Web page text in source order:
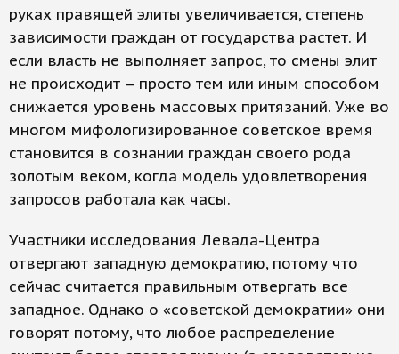
руках правящей элиты увеличивается, степень
зависимости граждан от государства растет. И
если власть не выполняет запрос, то смены элит
не происходит – просто тем или иным способом
снижается уровень массовых притязаний. Уже во
многом мифологизированное советское время
становится в сознании граждан своего рода
золотым веком, когда модель удовлетворения
запросов работала как часы.
Участники исследования Левада-Центра
отвергают западную демократию, потому что
сейчас считается правильным отвергать все
западное. Однако о «советской демократии» они
говорят потому, что любое распределение